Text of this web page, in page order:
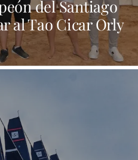
del Santiago
al Tao Cicar Orly